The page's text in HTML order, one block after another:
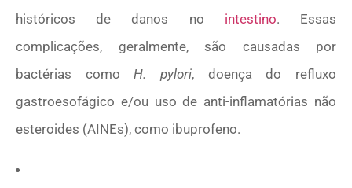
históricos de danos no intestino. Essas
complicações, geralmente, são causadas por
bactérias comoH. pylori, doença do refluxo
gastroesofágico e/ou uso de anti-inflamatórias não
esteroides (AINEs), como ibuprofeno.